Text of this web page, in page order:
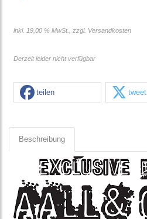
inkl. 19,00 % MwSt., zzgl. Versandkosten
Derzeit leider nicht verfügbar
teilen tweet
Beschreibung